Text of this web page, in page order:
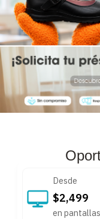
Desde
$2,499
en pantallas